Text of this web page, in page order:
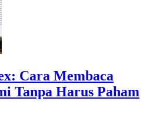
Cara Membaca
Tanpa Harus Paham